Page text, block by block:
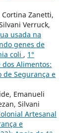
Zanetti,
Verruck,
usada na
genes de
coli , 1°
Alimentos:
de Segurança e
Emanueli
Silvani
Artesanal
e